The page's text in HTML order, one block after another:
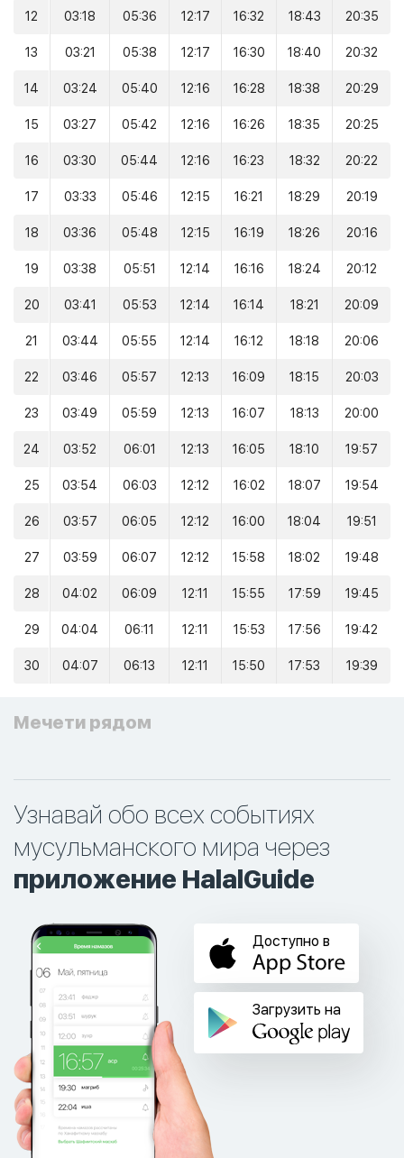
12 03:18 05:36 12:17 16:32 18:43 20:35
13 03:21 05:38 12:17 16:30 18:40 20:32
14 03:24 05:40 12:16 16:28 18:38 20:29
15 03:27 05:42 12:16 16:26 18:35 20:25
16 03:30 05:44 12:16 16:23 18:32 20:22
17 03:33 05:46 12:15 16:21 18:29 20:19
18 03:36 05:48 12:15 16:19 18:26 20:16
19 03:38 05:51 12:14 16:16 18:24 20:12
20 03:41 05:53 12:14 16:14 18:21 20:09
21 03:44 05:55 12:14 16:12 18:18 20:06
22 03:46 05:57 12:13 16:09 18:15 20:03
23 03:49 05:59 12:13 16:07 18:13 20:00
24 03:52 06:01 12:13 16:05 18:10 19:57
25 03:54 06:03 12:12 16:02 18:07 19:54
26 03:57 06:05 12:12 16:00 18:04 19:51
27 03:59 06:07 12:12 15:58 18:02 19:48
28 04:02 06:09 12:11 15:55 17:59 19:45
29 04:04 06:11 12:11 15:53 17:56 19:42
30 04:07 06:13 12:11 15:50 17:53 19:39
Мечети рядом
Узнавай обо всех событиях
мусульманского мира через
приложение HalalGuide
Доступно в
Загрузить на